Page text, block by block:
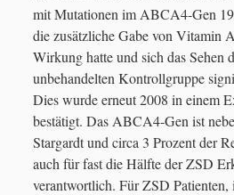
mit Mutationen im ABCA4-Gen
die zusätzliche Gabe von Vitamin
Wirkung hatte und sich das Sehen
unbehandelten Kontrollgruppe
Dies wurde erneut 2008 in einem
bestätigt. Das ABCA4-Gen ist
Stargardt und circa 3 Prozent der
auch für fast die Hälfte der ZSD
verantwortlich. Für ZSD Patienten,